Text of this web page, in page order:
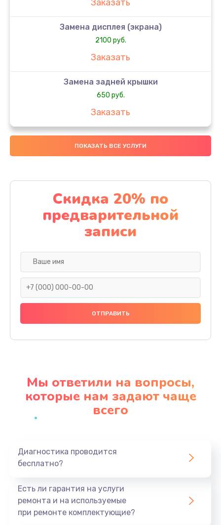
Заказать
Замена дисплея (экрана)
2100 руб.
Заказать
Замена задней крышки
650 руб.
Заказать
Замена аккумулятора
4000 руб.
Замена материнской платы
1100 руб.
Заказать
Замена праймера
1000 руб.
Заказать
Профилактическая чистка
Заказать
ПОКАЗАТЬ ВСЕ УСЛУГИ
Скидка 20% по
предварительной
записи
Мы ответили на вопросы,
которые нам задают чаще
всего
Диагностика проводится
бесплатно?
Есть ли гарантия на услуги
ремонта и на используемые
при ремонте комплектующие?